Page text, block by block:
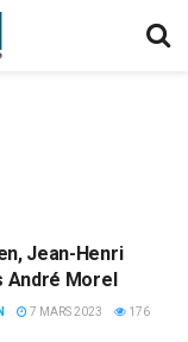
Jean-Henri
André Morel
7 MARS 2023 176